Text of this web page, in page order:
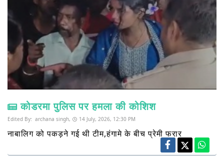
कोडरमा पुलिस पर हमला की कोशिश
Edited By: archana singh, 14 July, 2026, 12:30 PM
नाबालिग को पकड़ने गई थी टीम,हंगामे के बीच प्रेमी फरार